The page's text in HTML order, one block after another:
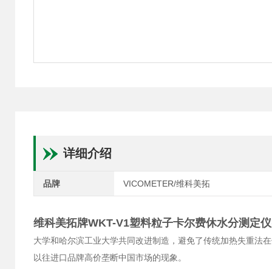
详细介绍
品牌 VICOMETER/维科美拓
维科美拓牌WKT-V1塑料粒子卡尔费休水分测定仪
大学和哈尔滨工业大学共同改进制造，避免了传统加热失重法
以往进口品牌高价垄断中国市场的现象。